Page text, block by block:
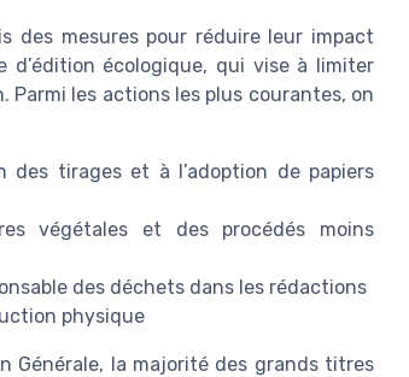
des mesures pour réduire leur impact
d’édition écologique, qui vise à limiter
les actions les plus courantes, on
des tirages et à l’adoption de papiers
végétales et des procédés moins
des déchets dans les rédactions
physique
Générale, la majorité des grands titres